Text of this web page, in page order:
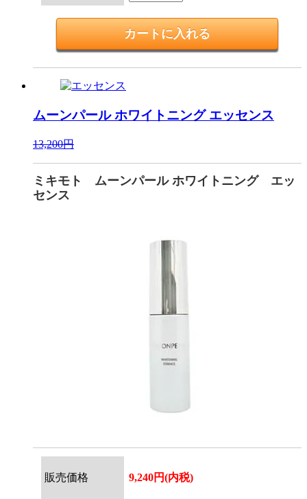
ムーンパール ホワイトニング エッセンス
13,200円
ミキモト ムーンパール ホワイトニング エッ
センス
販売価格 9,240円(内税)